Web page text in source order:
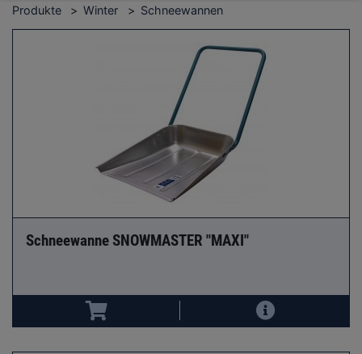
Produkte Winter Schneewannen
Schneewanne SNOWMASTER "MAXI"